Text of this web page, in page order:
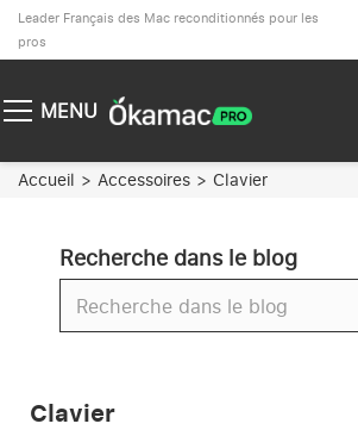
Leader Français des Mac reconditionnés pour les
pros
MENU
Accueil Accessoires Clavier
Recherche dans le blog
Clavier